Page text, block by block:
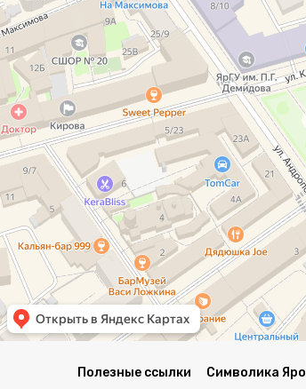
Полезные ссылки Символика